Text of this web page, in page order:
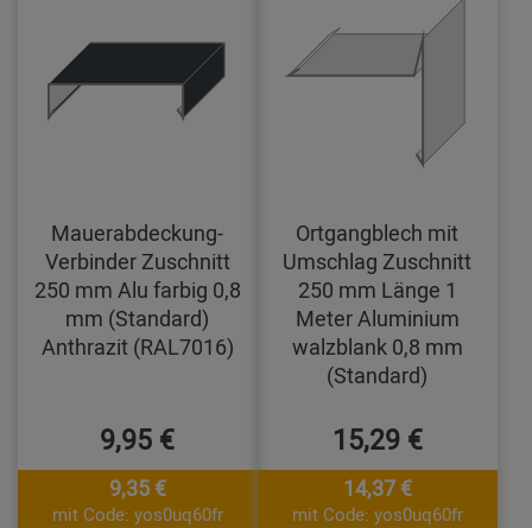
Mauerabdeckung-
Verbinder Zuschnitt
250 mm Alu farbig 0,8
mm (Standard)
Anthrazit (RAL7016)
9,95 €
9,35 €
mit Code: yos0uq60fr
Ortgangblech mit
Umschlag Zuschnitt
250 mm Länge 1
Meter Aluminium
walzblank 0,8 mm
(Standard)
15,29 €
14,37 €
mit Code: yos0uq60fr